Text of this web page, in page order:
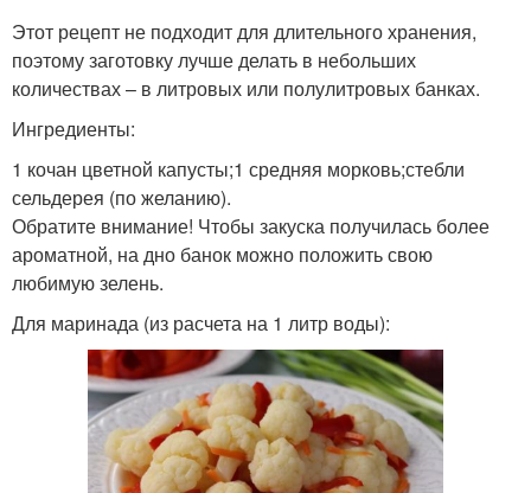
Этот рецепт не подходит для длительного хранения,
поэтому заготовку лучше делать в небольших
количествах – в литровых или полулитровых банках.
Ингредиенты:
1 кочан цветной капусты;1 средняя морковь;стебли
сельдерея (по желанию).
Обратите внимание! Чтобы закуска получилась более
ароматной, на дно банок можно положить свою
любимую зелень.
Для маринада (из расчета на 1 литр воды):